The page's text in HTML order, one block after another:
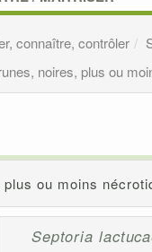
connaître, contrôler
noires, plus ou
ou moins
Septoria